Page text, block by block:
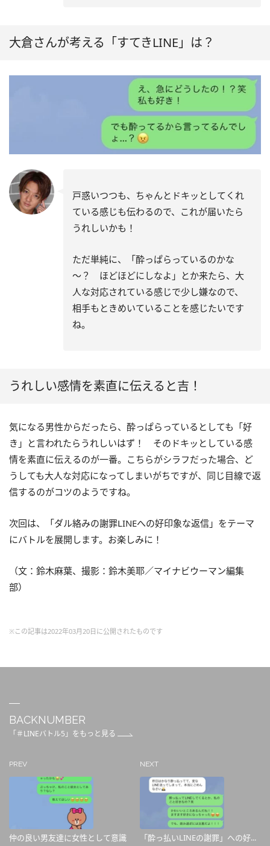
大倉さんが考える「すてきLINE」は？
戸惑いつつも、ちゃんとドキッとしてくれ
ている感じも伝わるので、これが届いたら
うれしいかも！
ただ単純に、「酔っぱらっているのかな
～？ ほどほどにしなよ」とか来たら、大
人な対応されている感じで少し嫌なので、
相手もときめいていることを感じたいです
ね。
うれしい感情を素直に伝えると吉！
気になる男性からだったら、酔っぱらっているとしても「好
き」と言われたらうれしいはず！ そのドキッとしている感
情を素直に伝えるのが一番。こちらがシラフだった場合、ど
うしても大人な対応になってしまいがちですが、同じ目線で返
信するのがコツのようですね。
次回は、「ダル絡みの謝罪LINEへの好印象な返信」をテーマ
にバトルを展開します。お楽しみに！
（文：鈴木麻葉、撮影：鈴木美耶／マイナビウーマン編集
部）
※この記事は2022年03月20日に公開されたものです
BACKNUMBER
「＃LINEバトル5」をもっと見る
PREV
仲の良い男友達に女性として意識
NEXT
「酔っ払いLINEの謝罪」への好...